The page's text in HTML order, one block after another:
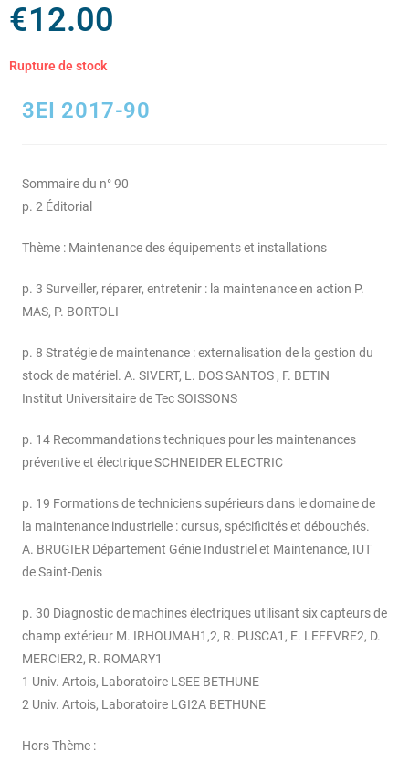
€12.00
Rupture de stock
3EI 2017-90
Sommaire du n° 90
p. 2 Éditorial
Thème : Maintenance des équipements et installations
p. 3 Surveiller, réparer, entretenir : la maintenance en action P.
MAS, P. BORTOLI
p. 8 Stratégie de maintenance : externalisation de la gestion du
stock de matériel. A. SIVERT, L. DOS SANTOS , F. BETIN
Institut Universitaire de Tec SOISSONS
p. 14 Recommandations techniques pour les maintenances
préventive et électrique SCHNEIDER ELECTRIC
p. 19 Formations de techniciens supérieurs dans le domaine de
la maintenance industrielle : cursus, spécificités et débouchés.
A. BRUGIER Département Génie Industriel et Maintenance, IUT
de Saint-Denis
p. 30 Diagnostic de machines électriques utilisant six capteurs de
champ extérieur M. IRHOUMAH1,2, R. PUSCA1, E. LEFEVRE2, D.
MERCIER2, R. ROMARY1
1 Univ. Artois, Laboratoire LSEE BETHUNE
2 Univ. Artois, Laboratoire LGI2A BETHUNE
Hors Thème :